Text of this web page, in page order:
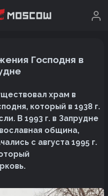
Господня в
храм в
который в 1938 г.
В 1993 г. в Запрудне
община,
с августа 1995 г.